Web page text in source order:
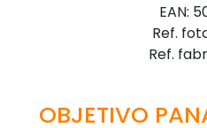
EAN:
Ref.
Ref.
OBJETIVO